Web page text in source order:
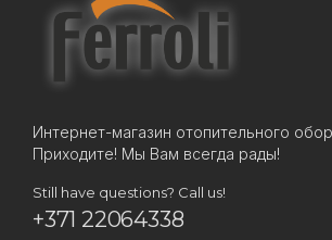
Интернет-магазин отопительного
Приходите! Мы Вам всегда рады!
Still have questions? Call us!
+371 22064338